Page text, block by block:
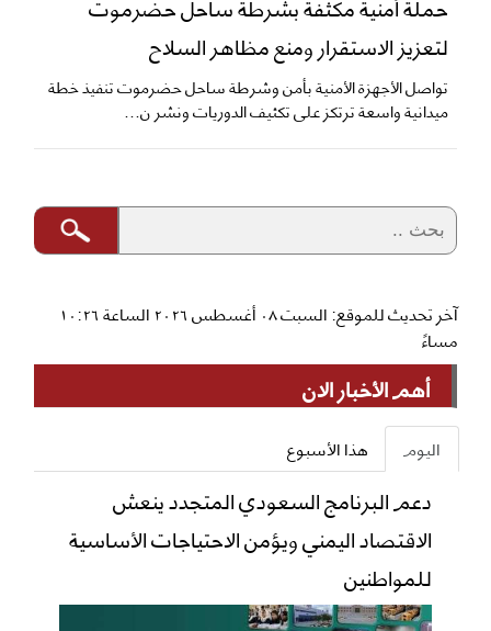
لتعزيز الاستقرار ومنع مظاهر السلاح
تواصل الأجهزة الأمنية بأمن وشرطة ساحل حضرموت تنفيذ خطة
ميدانية واسعة ترتكز على تكثيف الدوريات ونشر ن...
آخر تحديث للموقع: السبت ٠٨ أغسطس ٢٠٢٦ الساعة ١٠:٢٦
مساءً
أهم الأخبار الان
اليوم هذا الأسبوع
دعم البرنامج السعودي المتجدد ينعش
الاقتصاد اليمني ويؤمن الاحتياجات الأساسية
للمواطنين